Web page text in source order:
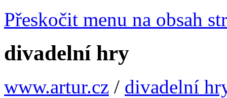
Přeskočit menu na obsah
divadelní hry
www.artur.cz / divadelní